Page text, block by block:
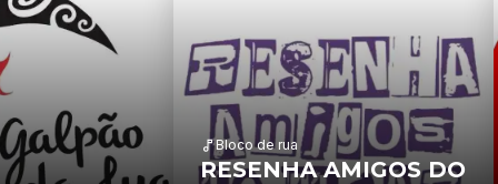
Bloco de rua
RESENHA AMIGOS DO